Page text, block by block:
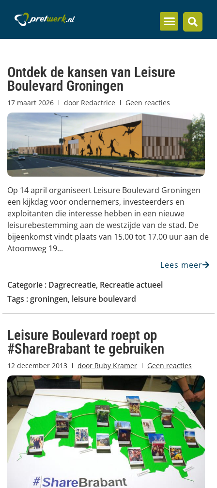
Ontdek de kansen van Leisure
Boulevard Groningen
17 maart 2026 door Redactrice Geen reacties
Op 14 april organiseert Leisure Boulevard Groningen
een kijkdag voor ondernemers, investeerders en
exploitanten die interesse hebben in een nieuwe
leisurebestemming aan de westzijde van de stad. De
bijeenkomst vindt plaats van 15.00 tot 17.00 uur aan de
Atoomweg 19...
Lees meer
Categorie : Dagrecreatie, Recreatie actueel
Tags :groningen, leisure boulevard
Leisure Boulevard roept op
#ShareBrabant te gebruiken
12 december 2013 door Ruby Kramer Geen reacties